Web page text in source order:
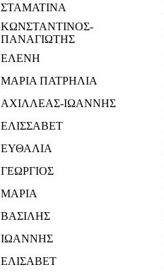
ΣΤΑΜΑΤΙΝΑ
ΚΩΝΣΤΑΝΤΙΝΟΣ-
ΠΑΝΑΓΙΩΤΗΣ
ΕΛΕΝΗ
ΜΑΡΙΑ ΠΑΤΡΗΛΙΑ
ΑΧΙΛΛΕΑΣ-ΙΩΑΝΝΗΣ
ΕΛΙΣΣΑΒΕΤ
ΕΥΘΑΛΙΑ
ΓΕΩΡΓΙΟΣ
ΜΑΡΙΑ
ΒΑΣΙΛΗΣ
ΙΩΑΝΝΗΣ
ΕΛΙΣΑΒΕΤ